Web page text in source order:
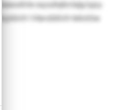
wyodrębniają typy
i irlandzkich tekstów